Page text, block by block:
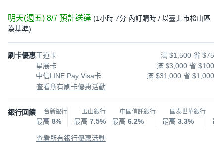
明天(週五) 8/7 預計送達 (1小時 7分 內訂購時 / 以臺北市松山區
為基準)
刷卡優惠王道卡
滿 $1,500 省 $75
星展卡
滿 $3,000 省 $100
中信LINE Pay Visa卡
滿 $31,000 省 $1,000
查看所有刷卡優惠活動
銀行回饋 台新銀行
最高 8%
玉山銀行
最高 7.5%
中國信託銀行
最高 6.2%
國泰世華銀行
最高 3.3% 最
查看所有銀行優惠活動